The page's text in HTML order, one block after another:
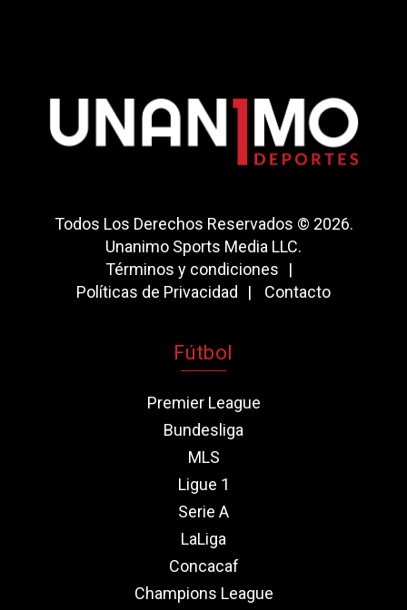
Todos Los Derechos Reservados © 2026.
Unanimo Sports Media LLC.
Términos y condiciones
Políticas de Privacidad
Contacto
Fútbol
Premier League
Bundesliga
MLS
Ligue 1
Serie A
LaLiga
Concacaf
Champions League